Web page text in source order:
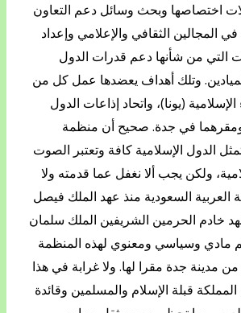
اختصاصها وبحث وسائل دعم التعاون
المجالين الثقافي والإعلامي وإعداد
التي من شأنها دعم قدرات الدول
وتلك أهداف يعضدها عمل كل من
الإسلامية (يونا)، واتحاد إذاعات الدول
ومقرهما في جدة. صحيح أن منظمة
الدول الإسلامية كافة وتعتبر الصوت
ولكن يجب ألا نغفل عما قدمته ولا
العربية السعودية منذ عهد الملك فيصل
خادم الحرمين الشريفين الملك سلمان
مادي وسياسي ومعنوي لهذه المنظمة
من مدينة جدة مقرا لها. ولا غرابة في هذا
قبلة الإسلام والمسلمين وقائدة